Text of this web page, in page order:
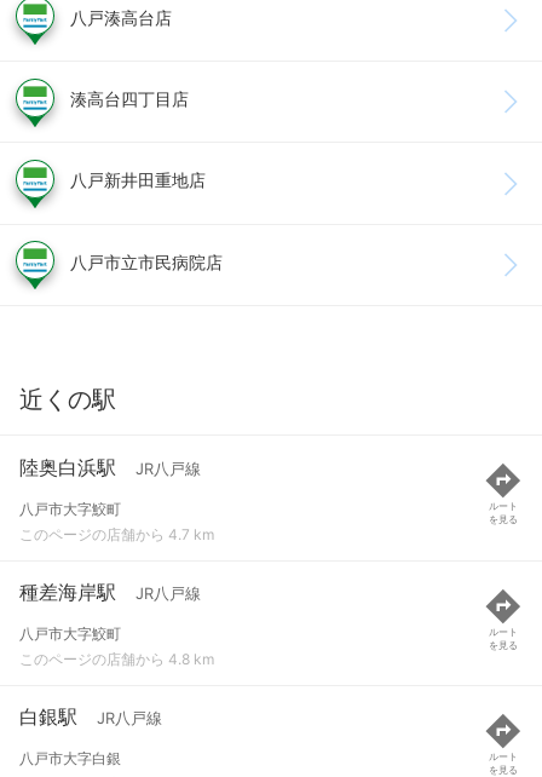
八戸湊高台店
湊高台四丁目店
八戸新井田重地店
八戸市立市民病院店
近くの駅
陸奥白浜駅 JR八戸線
八戸市大字鮫町
このページの店舗から 4.7 km
ルート
を見る
種差海岸駅 JR八戸線
八戸市大字鮫町
このページの店舗から 4.8 km
ルート
を見る
白銀駅 JR八戸線
八戸市大字白銀
ルート
を見る